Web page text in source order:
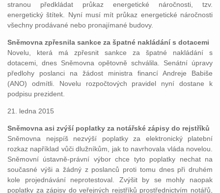
stranou předkládat průkaz energetické náročnosti, tzv.
energetický štítek. Nyní musí mít průkaz energetické náročnosti
všechny prodávané nebo pronajímané budovy.
Sněmovna zpřesnila sankce za špatné nakládání s dotacemi
Novelu, která má zpřesnit sankce za špatné nakládání s
dotacemi, dnes Sněmovna opětovně schválila. Senátní úpravy
předlohy poslanci na žádost ministra financí Andreje Babiše
(ANO) odmítli. Novelu rozpočtových pravidel nyní dostane k
podpisu prezident.
21. ledna 2015
Sněmovna asi zvýší poplatky za notářské zápisy do rejstříků
Sněmovna nejspíš nezvýší poplatky za elektronický platební
rozkaz například vůči dlužníkům, jak to navrhovala vláda novelou.
Sněmovní ústavně-právní výbor chce tyto poplatky nechat na
současné výši a žádný z poslanců proti tomu dnes při druhém
kole projednávání neprotestoval. Zvýšit by se mohly naopak
poplatky za zápisy do veřejných rejstříků prostřednictvím notářů,